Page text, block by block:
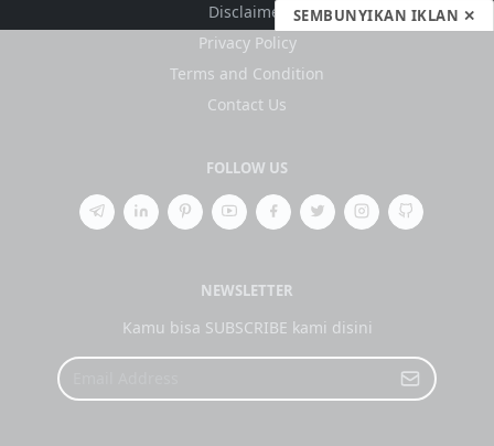
Disclaimer
Privacy Policy
Terms and Condition
Contact Us
FOLLOW US
NEWSLETTER
Kamu bisa SUBSCRIBE kami disini
SEMBUNYIKAN IKLAN ✕